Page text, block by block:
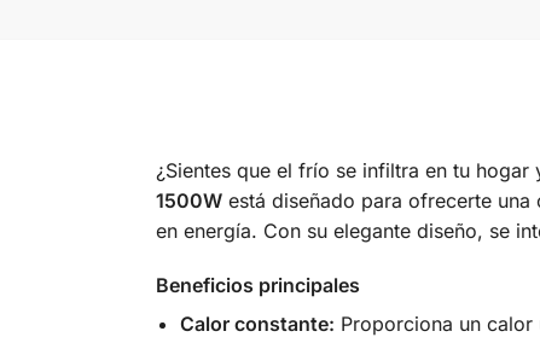
¿Sientes que el frío se infiltra en tu
1500Westá diseñado para ofrecerte una
en energía. Con su elegante diseño, se
Beneficios principales
Calor constante: Proporciona un